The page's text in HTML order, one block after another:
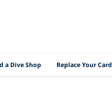
Location Links
a Dive Shop Replace Your Card